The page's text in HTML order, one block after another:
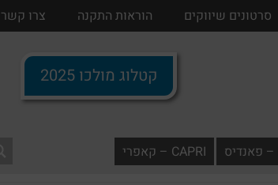
סרטונים שיווקים הוראות התקנה צרו קשר
קטלוג מולכו 2025
CAPRI – קאפרי
סרטונים שיווקים הוראות התקנה